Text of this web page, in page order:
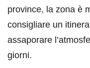
province, la zona è
consigliare un
assaporare
giorni.